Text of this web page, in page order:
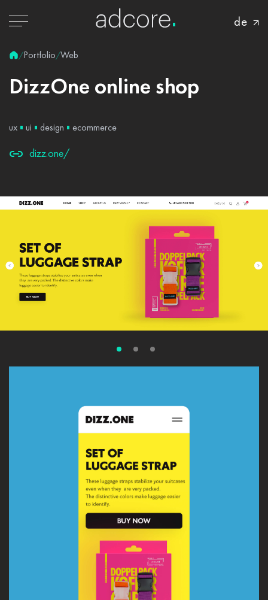
de
/Portfolio/Web
DizzOne online shop
ux ui design ecommerce
dizz.one/